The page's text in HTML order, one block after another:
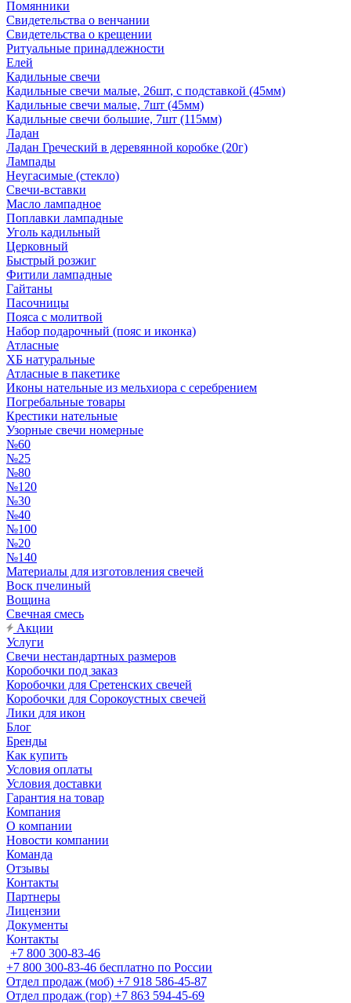
Помянники
Свидетельства о венчании
Свидетельства о крещении
Ритуальные принадлежности
Елей
Кадильные свечи
Кадильные свечи малые, 26шт, с подставкой (45мм)
Кадильные свечи малые, 7шт (45мм)
Кадильные свечи большие, 7шт (115мм)
Ладан
Ладан Греческий в деревянной коробке (20г)
Лампады
Неугасимые (стекло)
Свечи-вставки
Масло лампадное
Поплавки лампадные
Уголь кадильный
Церковный
Быстрый розжиг
Фитили лампадные
Гайтаны
Пасочницы
Пояса с молитвой
Набор подарочный (пояс и иконка)
Атласные
ХБ натуральные
Атласные в пакетике
Иконы нательные из мельхиора с серебрением
Погребальные товары
Крестики нательные
Узорные свечи номерные
№60
№25
№80
№120
№30
№40
№100
№20
№140
Материалы для изготовления свечей
Воск пчелиный
Вощина
Свечная смесь
Акции
Услуги
Свечи нестандартных размеров
Коробочки под заказ
Коробочки для Сретенских свечей
Коробочки для Сорокоустных свечей
Лики для икон
Блог
Бренды
Как купить
Условия оплаты
Условия доставки
Гарантия на товар
Компания
О компании
Новости компании
Команда
Отзывы
Контакты
Партнеры
Лицензии
Документы
Контакты
+7 800 300-83-46
+7 800 300-83-46 бесплатно по России
Отдел продаж (моб) +7 918 586-45-87
Отдел продаж (гор) +7 863 594-45-69